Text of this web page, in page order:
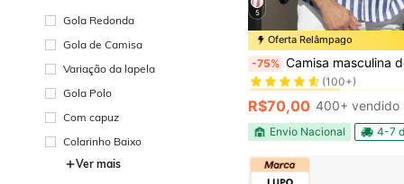
Gola Redonda
Gola de Camisa
Variação da lapela
Gola Polo
Com capuz
Colarinho Baixo
Ver mais
5
Oferta Relâmpago
-75% Camisa masculina de manga comprida listrada com costura em bloco de cores, adequada para as estações da primavera e do outono,
#1 Mais Vendido
(100+)
#1 Mais Vendido
(100+)
#1 Mais Vendido
(100+)
#1 Mais Vendido
(100+)
R$70,00 400+ vendido
Envio Nacional 4-7